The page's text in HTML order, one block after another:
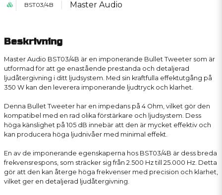
BST03/4B Master Audio
Beskrivning
Master Audio BST03/4B är en imponerande Bullet Tweeter som är
utformad för att ge enastående prestanda och detaljerad
ljudåtergivning i ditt ljudsystem. Med sin kraftfulla effektutgång på
350 W kan den leverera imponerande ljudtryck och klarhet.
Denna Bullet Tweeter har en impedans på 4 Ohm, vilket gör den
kompatibel med en rad olika förstärkare och ljudsystem. Dess
höga känslighet på 105 dB innebär att den är mycket effektiv och
kan producera höga ljudnivåer med minimal effekt.
En av de imponerande egenskaperna hos BST03/4B är dess breda
frekvensrespons, som sträcker sig från 2.500 Hz till 25.000 Hz. Detta
gör att den kan återge höga frekvenser med precision och klarhet,
vilket ger en detaljerad ljudåtergivning.